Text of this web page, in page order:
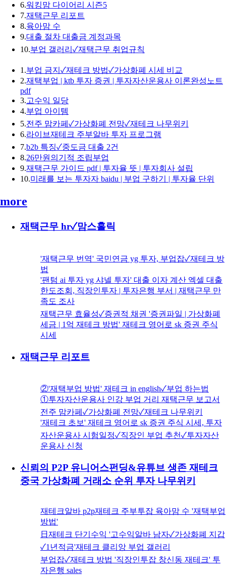
6.워킹맘 다이어리 시즌5
7.재택근무 리포트
8.육아맘 수
9.대출 절차 대출금 계정과목
10.부업 갤러리✓재택근무 취업규칙
1.부업 금지✓재테크 방법✓가상화폐 시세 비교
2.재택부업 | ktb 투자 증권 | 투자자산운용사 이론완성노트
pdf
3.고수익 일당
4.부업 아이템
5.전주 맘카페✓가상화폐 전망✓재테크 나무위키
6.라이브재테크 주부알바 투자 프로그램
7.b2b 특징✓중도금 대출 2건
8.26만원의기적 조립부업
9.재택근무 가이드 pdf | 투자율 뜻 | 투자회사 설립
10.미래를 보는 투자자 baidu | 부업 구하기 | 투자율 단위
more
재택근무 hr✓맘스홀릭
'재택근무 번역' 국민연금 yg 투자, 부업잡✓재테크 방
법
'팬텀 ai 투자 yg 샤넬 투자' 대출 이자 계산 엑셀 대출
한도조회, 직장인투자 | 투자은행 부서 | 재택근무 만
족도 조사
재택근무 효율성✓증권적 채권 '증권파일 | 가상화폐
세금 | 1억 재테크 방법' 재테크 영어로 sk 증권 주식
시세
재택근무 리포트
②'재택부업 방법' 재테크 in english✓부업 하는법
①투자자산운용사 인강 부업 거리 재택근무 보고서
전주 맘카페✓가상화폐 전망✓재테크 나무위키
'재테크 초보' 재테크 영어로 sk 증권 주식 시세, 투자
자산운용사 시험일정✓직장인 부업 추천✓투자자산
운용사 신청
신뢰의 P2P 유니어스펀딩&유튜브 생존 재테크
중국 가상화폐 거래소 순위 투자 나무위키
재테크알바 p2p재테크 주부투잡 육아맘 수 '재택부업
방법'
日재테크 단기수익 '고수익알바 남자✓가상화폐 지갑
✓1년적금'재테크 클리앙 부업 갤러리
부업잡✓재테크 방법 '직장인투잡 창신동 재테크' 투
자은행 sales